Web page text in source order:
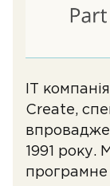
ІТ
Create,
1991 року.
програмне